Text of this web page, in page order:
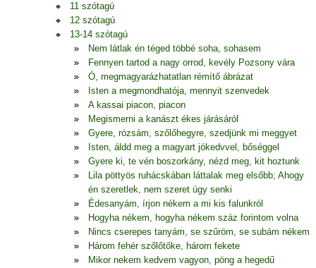
11 szótagú
12 szótagú
13-14 szótagú
Nem látlak én téged többé soha, sohasem
Fennyen tartod a nagy orrod, kevély Pozsony vára
Ó, megmagyarázhatatlan rémítő ábrázat
Isten a megmondhatója, mennyit szenvedek
A kassai piacon, piacon
Megismerni a kanászt ékes járásáról
Gyere, rózsám, szőlőhegyre, szedjünk mi meggyet
Isten, áldd meg a magyart jókedvvel, bőséggel
Gyere ki, te vén boszorkány, nézd meg, kit hoztunk
Lila pöttyös ruhácskában láttalak meg elsőbb; Ahogy
én szeretlek, nem szeret úgy senki
Édesanyám, írjon nékem a mi kis falunkról
Hogyha nékem, hogyha nékem száz forintom volna
Nincs cserepes tanyám, se szűröm, se subám nékem
Három fehér szőlőtőke, három fekete
Mikor nekem kedvem vagyon, pöng a hegedű